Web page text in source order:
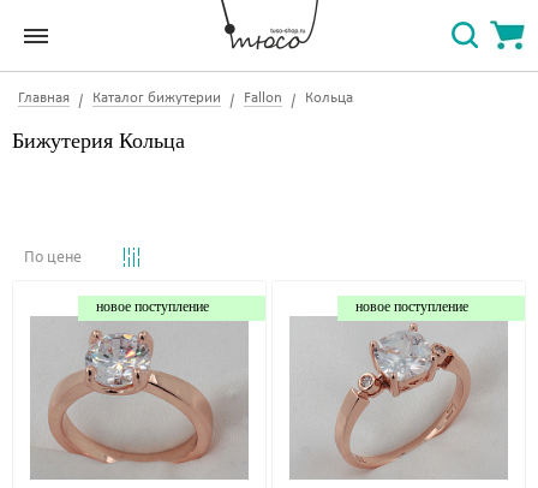
Главная Каталог бижутерии Fallon Кольца
Бижутерия Кольца
По цене
новое поступление новое поступление